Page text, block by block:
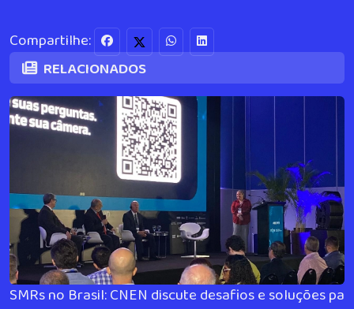
Compartilhe:
RELACIONADOS
SMRs no Brasil: CNEN discute desafios e soluções